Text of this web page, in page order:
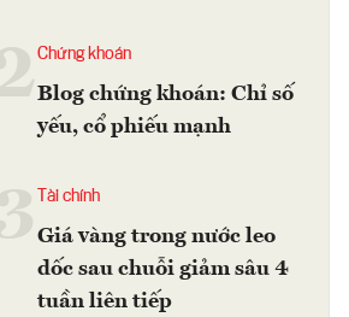
2Chứng khoán
Blog chứng khoán: Chỉ số
yếu, cổ phiếu mạnh
Tài chính
Giá vàng trong nước leo
dốc sau chuỗi giảm sâu 4
tuần liên tiếp